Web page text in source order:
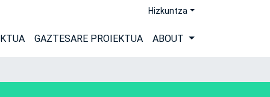
Hizkuntza
GAZTESARE PROIEKTUA ABOUT